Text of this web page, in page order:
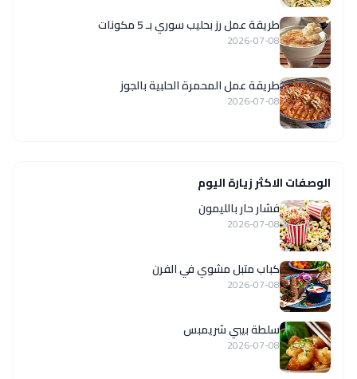
طريقة عمل رز بحليب سوري بـ 5 مكونات
2026-07-08
طريقة عمل المحمرة الحلبية بالجوز
2026-07-08
الوصفات الاكثر زيارة اليوم
فشار حار بالليمون
2026-07-08
كباب متبل مشوي في الفرن
2026-07-08
سلطة بيبي شريمبس
2026-07-08